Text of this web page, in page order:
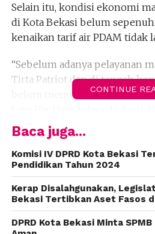
Selain itu, kondisi ekonomi
di Kota Bekasi belum
kenaikan tarif air PDAM tidak
“Sebelum adanya pelayanan
Tirta Patriot dan di tengah
belum membaik maka tarif air
Ia menyoroti kualitas
Tirta Patriot. “Kadang
yang menjadi perhatian
Ia berharap, Wali Kota Bekasi,
memperhatikan terkait
CONTINUE
Baca juga...
Komisi IV DPRD Kota Bekasi
Pendidikan Tahun 2024
Kerap Disalahgunakan,
Bekasi Tertibkan Aset Fasos
DPRD Kota Bekasi Minta